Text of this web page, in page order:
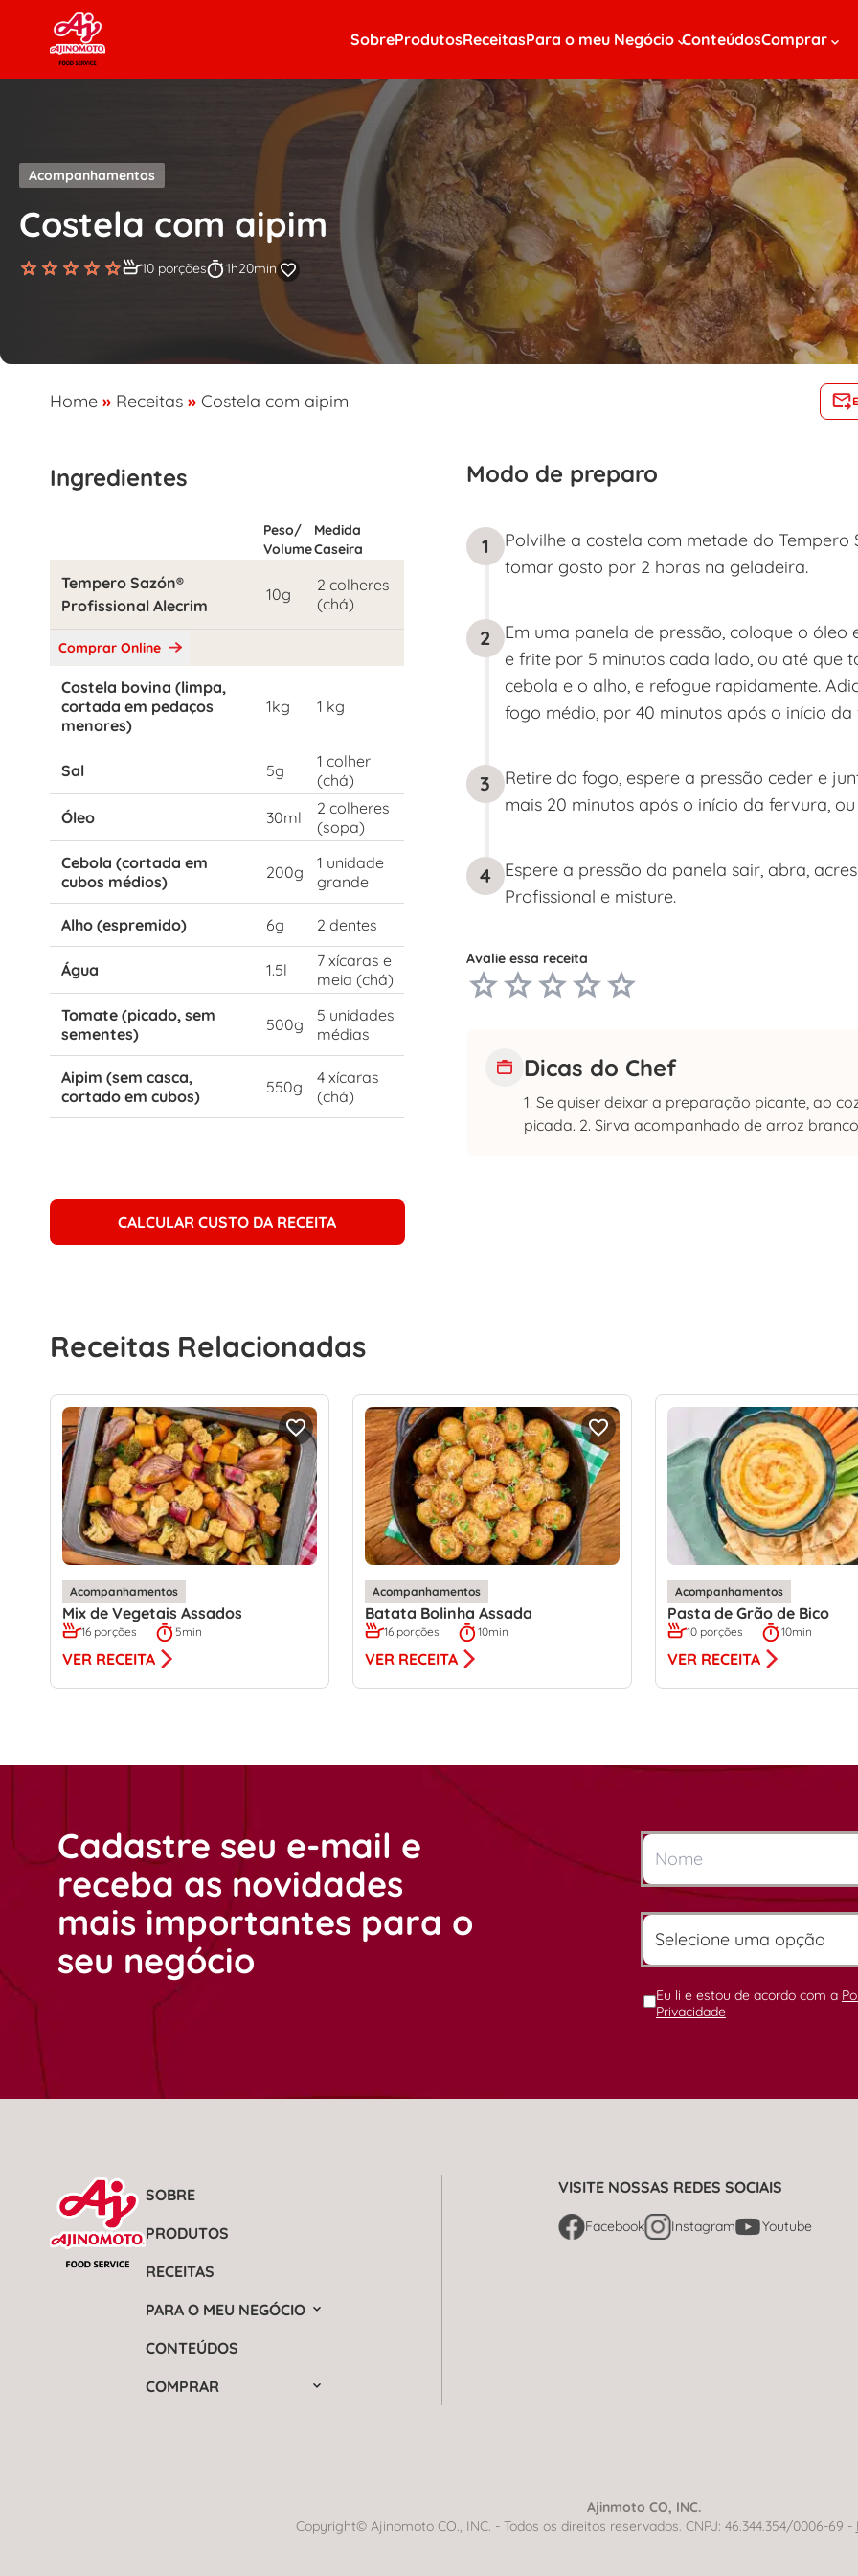
Skip to content
SobreProdutosReceitasPara o meu Negócio ConteúdosComprar
Acompanhamentos
Costela com aipim
10 porções 1h20min
Home » Receitas » Costela com aipim
Ingredientes
Peso/
Volume
Medida
Caseira
Tempero Sazón®
Profissional Alecrim
10g
2 colheres
(chá)
Comprar Online
Costela bovina (limpa,
cortada em pedaços
menores)
1kg 1 kg
Sal 5g
1 colher
(chá)
Óleo
30ml
2 colheres
(sopa)
Cebola (cortada em
cubos médios)
200g
1 unidade
grande
Alho (espremido) 6g 2 dentes
Água 1.5l
7 xícaras e
meia (chá)
Tomate (picado, sem
sementes)
500g
5 unidades
médias
Aipim (sem casca,
cortado em cubos)
550g
4 xícaras
(chá)
CALCULAR CUSTO DA RECEITA
Modo de preparo
1
Polvilhe a costela com metade do Tempero
tomar gosto por 2 horas na geladeira.
2
Em uma panela de pressão, coloque o
e frite por 5 minutos cada lado, ou até que
cebola e o alho, e refogue rapidamente.
fogo médio, por 40 minutos após o início da
3
Retire do fogo, espere a pressão ceder e
mais 20 minutos após o início da fervura,
4
Espere a pressão da panela sair, abra,
Profissional e misture.
Avalie essa receita
Dicas do Chef
1. Se quiser deixar a preparação picante, ao
picada. 2. Sirva acompanhado de arroz
Receitas Relacionadas
Acompanhamentos
Mix de Vegetais Assados
16 porções 5min
VER RECEITA
Acompanhamentos
Batata Bolinha Assada
16 porções 10min
VER RECEITA
Acompanhamentos
Pasta de Grão de Bico
10 porções 10min
VER RECEITA
Cadastre seu e-mail e
receba as novidades
mais importantes para o
seu negócio
Eu li e estou de acordo com a
Privacidade
SOBRE
PRODUTOS
RECEITAS
PARA O MEU NEGÓCIO
CONTEÚDOS
COMPRAR
VISITE NOSSAS REDES SOCIAIS
Facebook Instagram Youtube
Ajinmoto CO, INC.
Copyright© Ajinomoto CO., INC. - Todos os direitos reservados. CNPJ: 46.344.354/0006-69 -